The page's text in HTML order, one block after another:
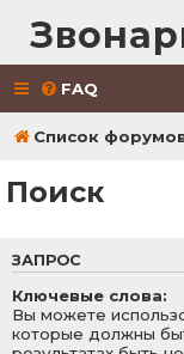
FAQ
Список
Поиск
ЗАПРОС
Ключевые слова:
Вы можете
которые должны